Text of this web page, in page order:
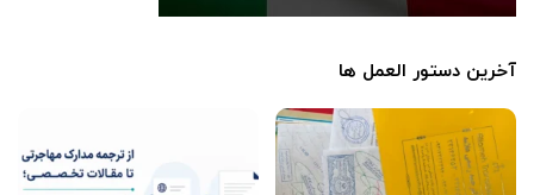
آخرین دستور العمل ها